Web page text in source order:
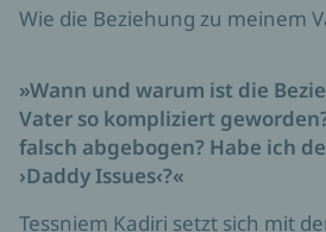
Wie die Beziehung zu meinem
»Wann und warum ist die
Vater so kompliziert
falsch abgebogen? Habe ich
›Daddy Issues‹?«
Tessniem Kadiri setzt sich mit